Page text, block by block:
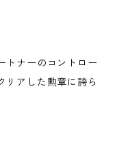
トナーのコントロー
リアした勲章に誇ら